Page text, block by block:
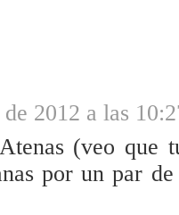
2012 a las
(veo que
por un par